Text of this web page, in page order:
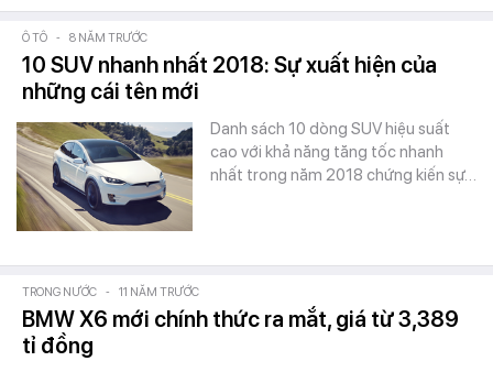
Ô TÔ - 8 NĂM TRƯỚC
10 SUV nhanh nhất 2018: Sự xuất hiện của
những cái tên mới
Danh sách 10 dòng SUV hiệu suất
cao với khả năng tăng tốc nhanh
nhất trong năm 2018 chứng kiến sự…
TRONG NƯỚC - 11 NĂM TRƯỚC
BMW X6 mới chính thức ra mắt, giá từ 3,389
tỉ đồng